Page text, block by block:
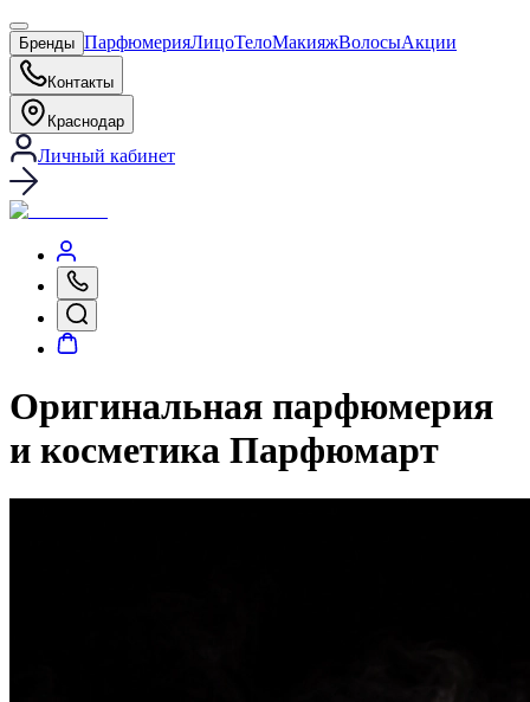
Бренды ПарфюмерияЛицоТелоМакияжВолосыАкции
Контакты
Краснодар
Личный кабинет
Оригинальная парфюмерия
и косметика Парфюмарт